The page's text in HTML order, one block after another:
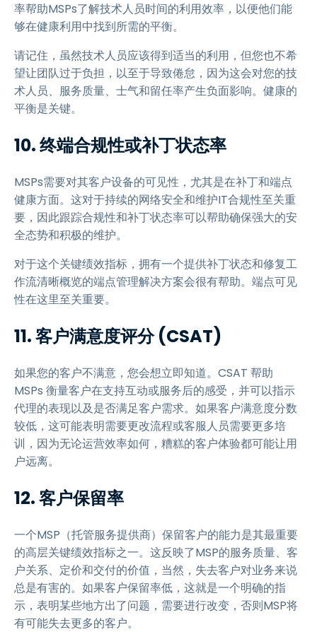
率帮助MSPs了解技术人员时间的利用效率，以便他们能
够在健康利用中找到所需的平衡。
请记住，虽然技术人员应该得到适当的利用，但您也不希
望让团队过于负担，以至于导致倦怠，因为这会对您的技
术人员、服务质量、士气和留任率产生负面影响。健康的
平衡是关键。
10. 终端合规性或补丁状态率
MSPs需要对其客户设备的可见性，尤其是在补丁和端点
健康方面。这对于持续的网络安全和维护IT合规性至关重
要，因此跟踪合规性和补丁状态率可以帮助确保强大的安
全态势和积极的维护。
对于这个关键绩效指标，拥有一个提供补丁状态和修复工
作流清晰概览的端点管理解决方案会很有帮助。端点可见
性在这里至关重要。
11. 客户满意度评分 (CSAT)
如果您的客户不满意，您会想立即知道。CSAT 帮助
MSPs 衡量客户在支持互动或服务后的感受，并可以指示
代理的表现以及是否满足客户需求。如果客户满意度分数
较低，这可能表明需要更改流程或客服人员需要更多培
训，因为无论运营效率如何，糟糕的客户体验都可能让用
户远离。
12. 客户保留率
一个MSP（托管服务提供商）保留客户的能力是其最重要
的高层关键绩效指标之一。这反映了MSP的服务质量、客
户关系、定价和交付的价值，当然，失去客户对业务来说
总是有害的。如果客户保留率低，这就是一个明确的指
示，表明某些地方出了问题，需要进行改变，否则MSP将
有可能失去更多的客户。